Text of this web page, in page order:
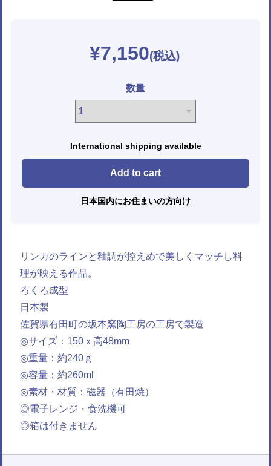
¥7,150
数量
International shipping available
Add to cart
日本国内にお住まいの方向け
リンカのラインと釉調が控えめで美しくマッチし料
理が映える作品。
ろくろ成型
日本製
佐賀県有田町の坂本窯陶工房の工房で製造
◎サイズ：150ｘ高48mm
◎重量：約240ｇ
◎容量：約260ml
◎素材・材質：磁器（有田焼）
◎電子レンジ・食洗機可
◎箱は付きません